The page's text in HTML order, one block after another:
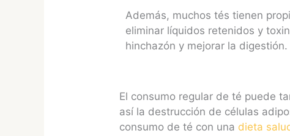
Además, muchos tés tienen
eliminar líquidos retenidos y
hinchazón y mejorar la digestión.
El consumo regular de té puede
así la destrucción de células
consumo de té con una dieta